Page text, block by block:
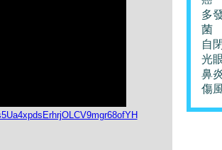
多
菌
自
光
鼻
傷